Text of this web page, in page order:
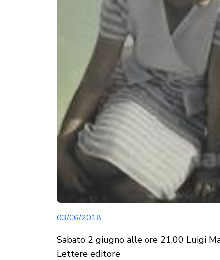
03/06/2018
Sabato 2 giugno alle ore 21,00 Luigi
Lettere editore